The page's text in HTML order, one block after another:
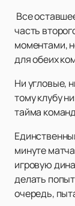
Все
часть
моментами,
для обеих
Ни угловые,
тому клубу
тайма
минуте
игровую
делать
очередь,